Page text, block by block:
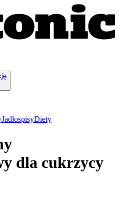
JadłospisyDiety
dla cukrzycy